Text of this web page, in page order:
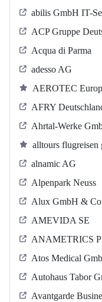
abilis GmbH IT-
ACP Gruppe
Acqua di Parma
adesso AG
AEROTEC
AFRY
Ahrtal-Werke
alltours flugreisen
alnamic AG
Alpenpark Neuss
Alux GmbH &
AMEVIDA SE
ANAMETRICS
Atos Medical
Autohaus Tabor
Avantgarde